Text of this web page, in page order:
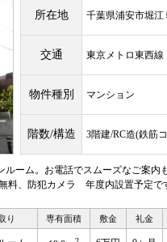
所在地 千葉県浦安市堀江
交通 東京メトロ東西線
物件種別 マンション
階数/構造 3階建/RC造(鉄筋
ーム。お電話でスムーズなご案内
料、防犯カメラ 年度内設置予定で
り 専有面積 敷金 礼金